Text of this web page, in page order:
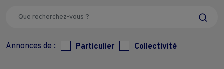
Annonces de : Particulier Collectivité